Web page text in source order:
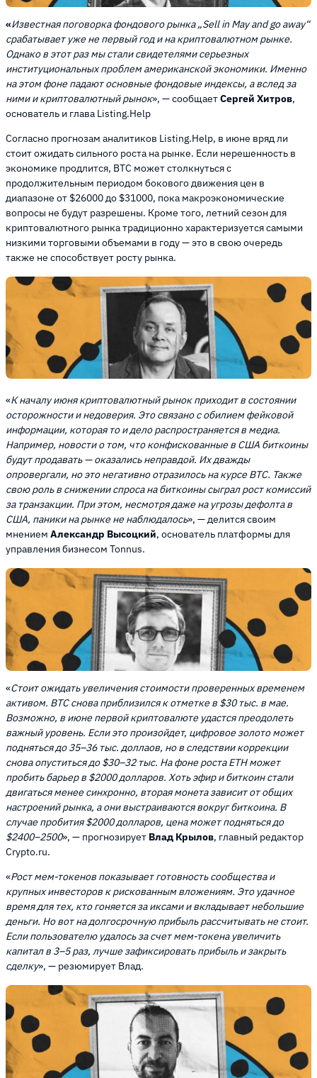
«Известная поговорка фондового рынка „Sell in May and go away“
срабатывает уже не первый год и на криптовалютном рынке.
Однако в этот раз мы стали свидетелями серьезных
институциональных проблем американской экономики. Именно
на этом фоне падают основные фондовые индексы, а вслед за
ними и криптовалютный рынок», — сообщаетСергей Хитров,
основатель и глава Listing.Help
Согласно прогнозам аналитиков Listing.Help, в июне вряд ли
стоит ожидать сильного роста на рынке. Если нерешенность в
экономике продлится, BTC может столкнуться с
продолжительным периодом бокового движения цен в
диапазоне от $26000 до $31000, пока макроэкономические
вопросы не будут разрешены. Кроме того, летний сезон для
криптовалютного рынка традиционно характеризуется самыми
низкими торговыми объемами в году — это в свою очередь
также не способствует росту рынка.
«К началу июня криптовалютный рынок приходит в состоянии
осторожности и недоверия. Это связано с обилием фейковой
информации, которая то и дело распространяется в медиа.
Например, новости о том, что конфискованные в США биткоины
будут продавать — оказались неправдой. Их дважды
опровергали, но это негативно отразилось на курсе BTC. Также
свою роль в снижении спроса на биткоины сыграл рост комиссий
за транзакции. При этом, несмотря даже на угрозы дефолта в
США, паники на рынке не наблюдалось», — делится своим
мнением Александр Высоцкий, основатель платформы для
управления бизнесом Tonnus.
«Стоит ожидать увеличения стоимости проверенных временем
активом. BTC снова приблизился к отметке в $30 тыс. в мае.
Возможно, в июне первой криптовалюте удастся преодолеть
важный уровень. Если это произойдет, цифровое золото может
подняться до 35–36 тыс. доллаов, но в следствии коррекции
снова опуститься до $30–32 тыс. На фоне роста ETH может
пробить барьер в $2000 долларов. Хоть эфир и биткоин стали
двигаться менее синхронно, вторая монета зависит от общих
настроений рынка, а они выстраиваются вокруг биткоина. В
случае пробития $2000 долларов, цена может подняться до
$2400–2500», — прогнозирует Влад Крылов, главный редактор
Crypto.ru.
«Рост мем-токенов показывает готовность сообщества и
крупных инвесторов к рискованным вложениям. Это удачное
время для тех, кто гоняется за иксами и вкладывает небольшие
деньги. Но вот на долгосрочную прибыль рассчитывать не стоит.
Если пользователю удалось за счет мем-токена увеличить
капитал в 3–5 раз, лучше зафиксировать прибыль и закрыть
сделку», — резюмирует Влад.